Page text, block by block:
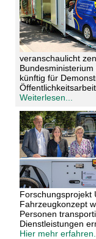
veranschaulicht
künftig für
Weiterlesen...
Forschungsprojekt
Fahrzeugkonzept
Personen
Dienstleistungen
Hier mehr erfahren...